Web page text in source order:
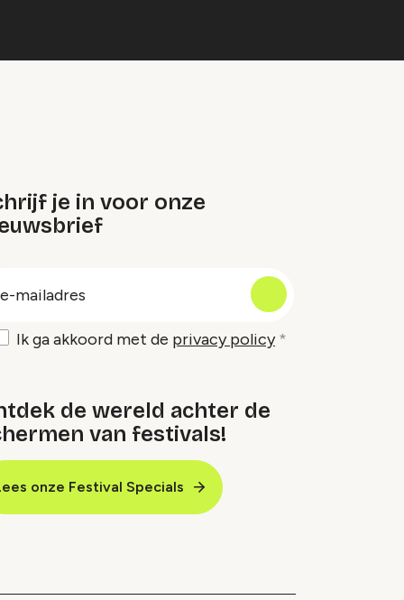
je in voor onze
Ik ga akkoord met de privacy policy
de wereld achter de
van festivals!
onze Festival Specials